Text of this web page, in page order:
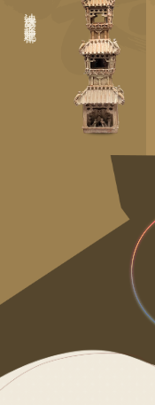
泱泱华夏 择中建都